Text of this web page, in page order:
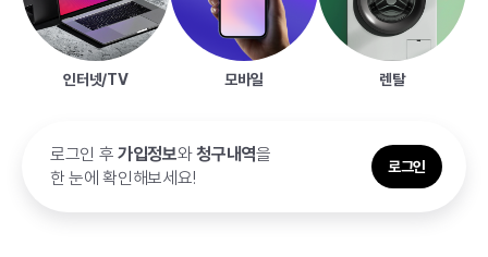
인터넷/TV 모바일 렌탈
로그인 후 가입정보와청구내역을
한 눈에 확인해보세요!
로그인